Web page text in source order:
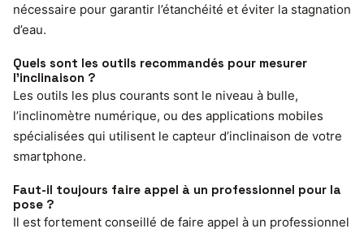
nécessaire pour garantir l’étanchéité et éviter la stagnation
d’eau.
Quels sont les outils recommandés pour mesurer
l’inclinaison ?
Les outils les plus courants sont le niveau à bulle,
l’inclinomètre numérique, ou des applications mobiles
spécialisées qui utilisent le capteur d’inclinaison de votre
smartphone.
Faut-il toujours faire appel à un professionnel pour la
pose ?
Il est fortement conseillé de faire appel à un professionnel